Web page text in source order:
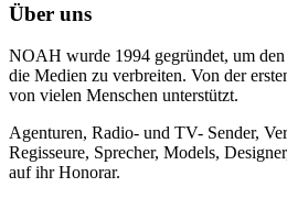
Über uns
NOAH wurde 1994 gegründet, um
die Medien zu verbreiten. Von der
von vielen Menschen unterstützt.
Agenturen, Radio- und TV- Sender,
Regisseure, Sprecher, Models,
auf ihr Honorar.